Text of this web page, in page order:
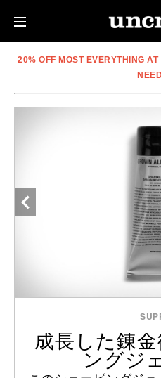
20% OFF MOST EVERYTHING
成長した錬
ングジ